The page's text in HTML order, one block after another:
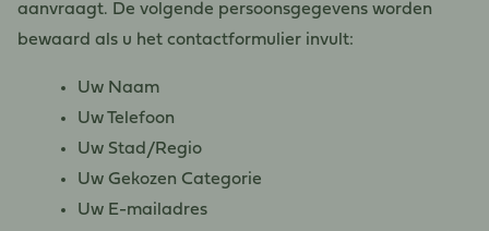
aanvraagt. De volgende persoonsgegevens worden
bewaard als u het contactformulier invult:
Uw Naam
Uw Telefoon
Uw Stad/Regio
Uw Gekozen Categorie
Uw E-mailadres